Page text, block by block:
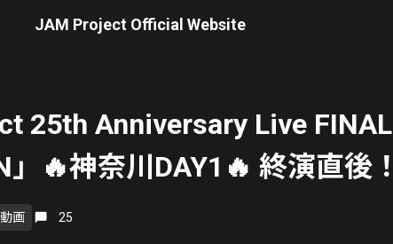
JAM Project Official Website
25th Anniversary Live FINAL
」🔥神奈川DAY1🔥 終演直後！
画 25